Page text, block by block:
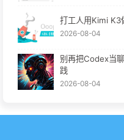
打工人用Kimi K3
2026-08-04
别再把Codex当
践
2026-08-04